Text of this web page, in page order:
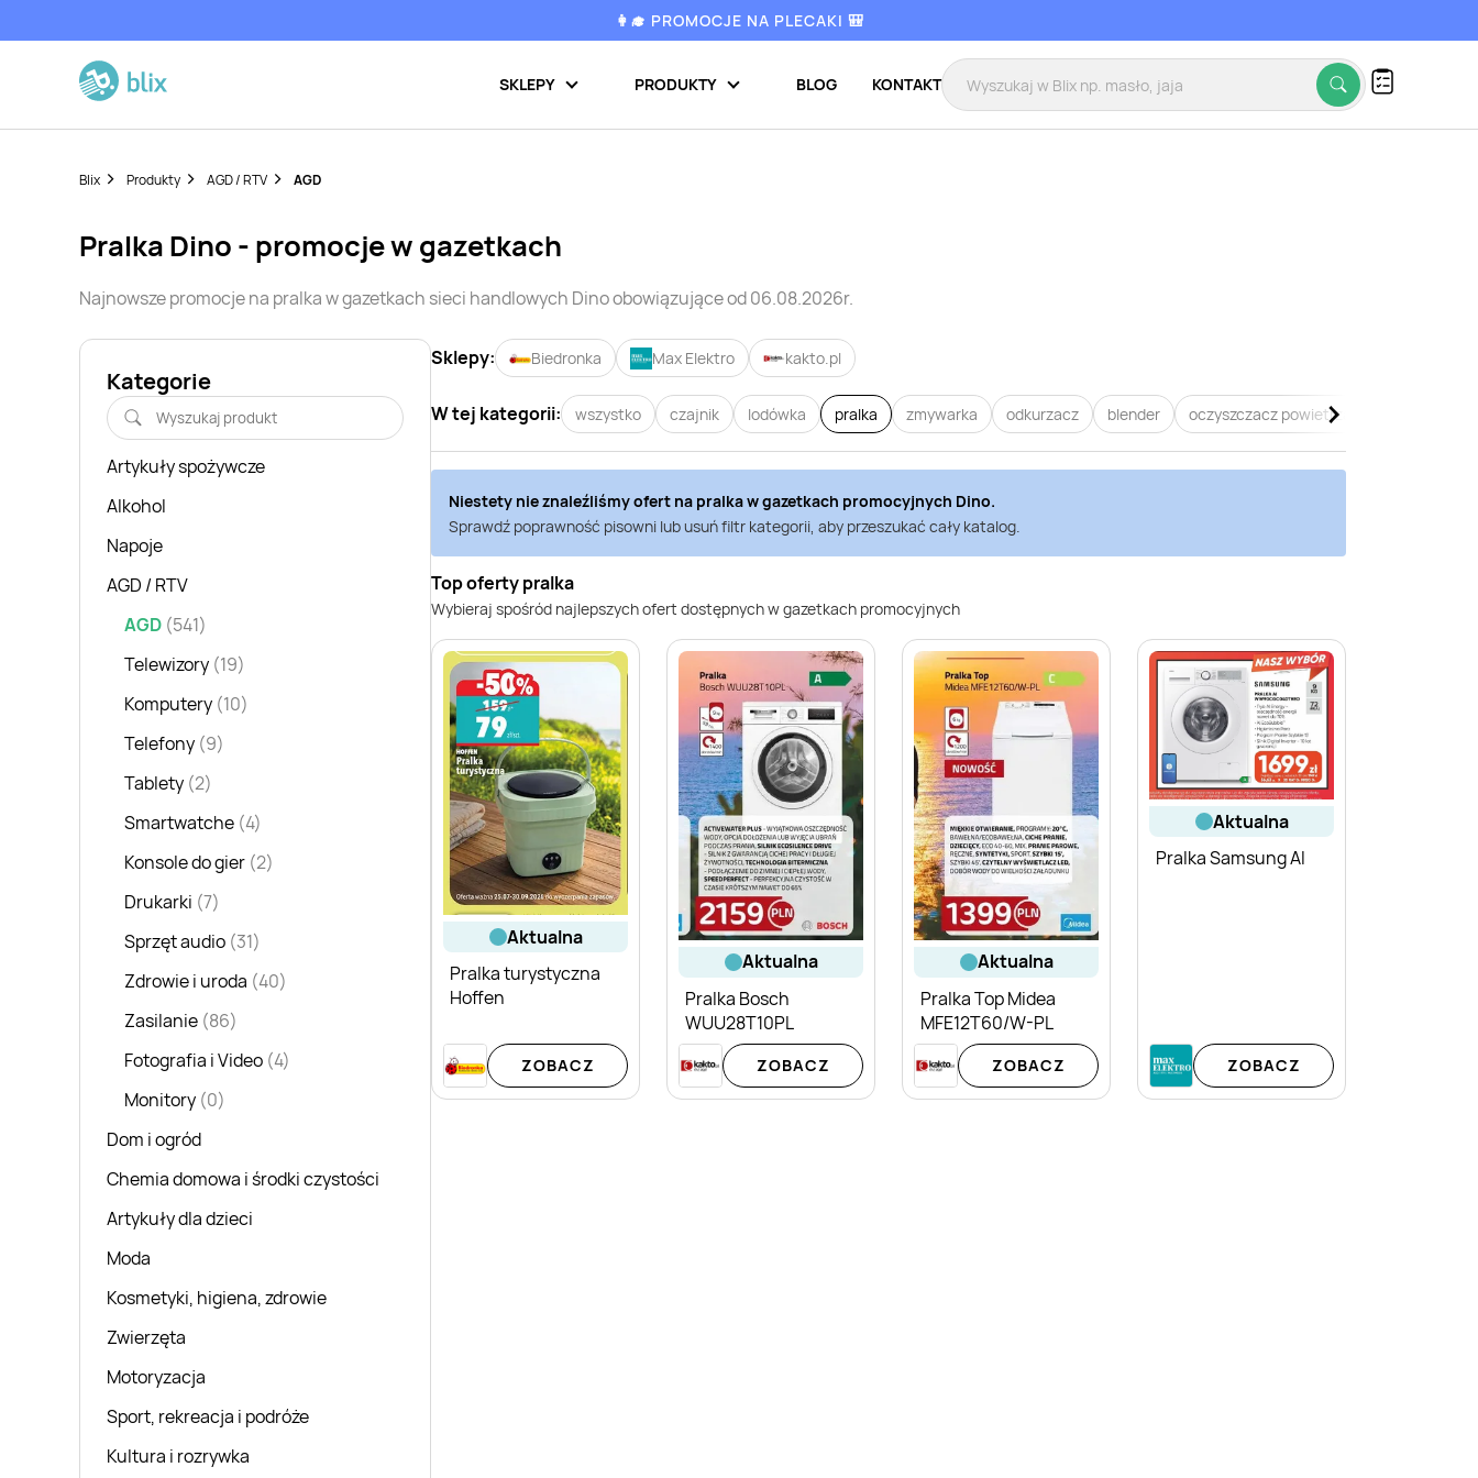
👩‍🎓 PROMOCJE NA PLECAKI 🎒
SKLEPY PRODUKTY BLOG KONTAKT
Blix Produkty AGD / RTV AGD
pralka Dino - promocje w gazetkach
Najnowsze promocje na pralkaw gazetkach sieci handlowych Dinoobowiązujące od 06.08.2026r.
Kategorie
Artykuły spożywcze
Alkohol
Napoje
AGD / RTV
AGD (541)
Telewizory (19)
Komputery (10)
Telefony (9)
Tablety (2)
Smartwatche (4)
Konsole do gier (2)
Drukarki (7)
Sprzęt audio (31)
Zdrowie i uroda (40)
Zasilanie (86)
Fotografia i Video (4)
Monitory (0)
Dom i ogród
Chemia domowa i środki czystości
Artykuły dla dzieci
Moda
Kosmetyki, higiena, zdrowie
Zwierzęta
Motoryzacja
Sport, rekreacja i podróże
Kultura i rozrywka
Sklepy: Biedronka Max Elektro kakto.pl
W tej kategorii: wszystko czajnik lodówka pralka zmywarka odkurzacz blender oczyszczacz powietrza
Niestety nie znaleźliśmy ofert na pralkaw gazetkach promocyjnych Dino.
Sprawdź poprawność pisowni lub usuń filtr kategorii, aby przeszukać cały katalog.
Top oferty pralka
Wybieraj spośród najlepszych ofert dostępnych w gazetkach promocyjnych
aktualna
Pralka turystyczna
Hoffen
ZOBACZ
aktualna
Pralka Bosch
WUU28T10PL
ZOBACZ
aktualna
Pralka Top Midea
MFE12T60/W-PL
ZOBACZ
aktualna
Pralka Samsung AI
ZOBACZ